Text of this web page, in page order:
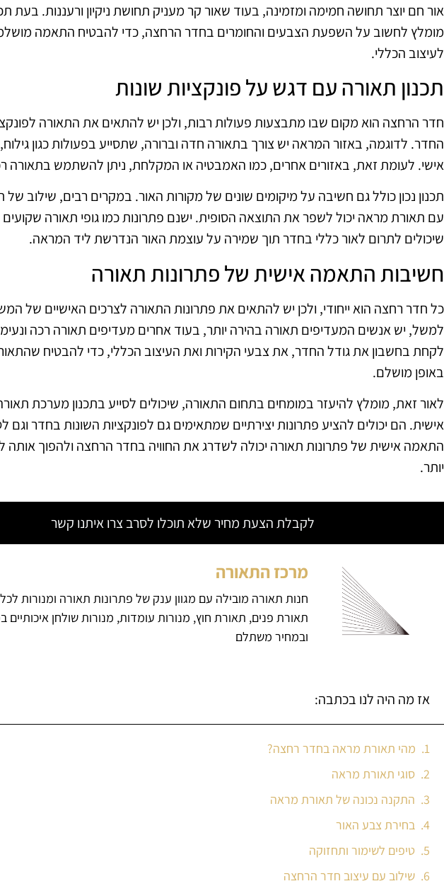
אור חם יוצר תחושה חמימה ומזמינה, בעוד שאור קר מעניק תחושת ניקיון ורעננות. בעת
מומלץ לחשוב על השפעת הצבעים והחומרים בחדר הרחצה, כדי להבטיח התאמה
לעיצוב הכללי.
תכנון תאורה עם דגש על פונקציות שונות
חדר הרחצה הוא מקום שבו מתבצעות פעולות רבות, ולכן יש להתאים את התאורה
החדר. לדוגמה, באזור המראה יש צורך בתאורה חדה וברורה, שתסייע בפעולות כגון גילוח,
אישי. לעומת זאת, באזורים אחרים, כמו האמבטיה או המקלחת, ניתן להשתמש בתאורה
תכנון נכון כולל גם חשיבה על מיקומים שונים של מקורות האור. במקרים רבים, שילוב של
עם תאורת מראה יכול לשפר את התוצאה הסופית. ישנם פתרונות כמו גופי תאורה שקועים
שיכולים לתרום לאור כללי בחדר תוך שמירה על עוצמת האור הנדרשת ליד המראה.
חשיבות התאמה אישית של פתרונות תאורה
כל חדר רחצה הוא ייחודי, ולכן יש להתאים את פתרונות התאורה לצרכים האישיים של
למשל, יש אנשים המעדיפים תאורה בהירה יותר, בעוד אחרים מעדיפים תאורה רכה
לקחת בחשבון את גודל החדר, את צבעי הקירות ואת העיצוב הכללי, כדי להבטיח
באופן מושלם.
לאור זאת, מומלץ להיעזר במומחים בתחום התאורה, שיכולים לסייע בתכנון מערכת
אישית. הם יכולים להציע פתרונות יצירתיים שמתאימים גם לפונקציות השונות בחדר וגם
התאמה אישית של פתרונות תאורה יכולה לשדרג את החוויה בחדר הרחצה ולהפוך אותה
יותר.
לקבלת הצעת מחיר שלא תוכלו לסרב צרו איתנו קשר
מרכז התאורה
חנות תאורה מובילה עם מגוון ענק של פתרונות תאורה ומנורות
תאורת פנים, תאורת חוץ, מנורות עומדות, מנורות שולחן
ובמחיר משתלם
אז מה היה לנו בכתבה:
מהי תאורת מראה בחדר רחצה?
סוגי תאורת מראה
התקנה נכונה של תאורת מראה
בחירת צבע האור
טיפים לשימור ותחזוקה
שילוב עם עיצוב חדר הרחצה